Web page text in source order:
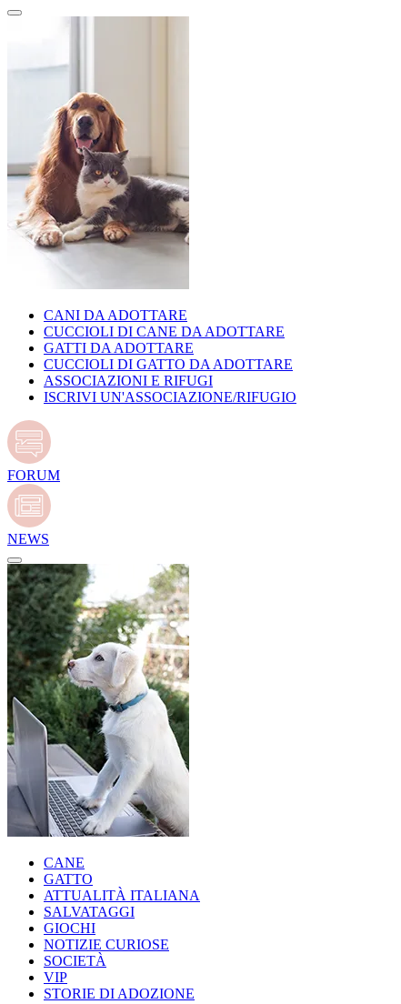
CANI DA ADOTTARE
CUCCIOLI DI CANE DA ADOTTARE
GATTI DA ADOTTARE
CUCCIOLI DI GATTO DA ADOTTARE
ASSOCIAZIONI E RIFUGI
ISCRIVI UN'ASSOCIAZIONE/RIFUGIO
FORUM
NEWS
CANE
GATTO
ATTUALITÀ ITALIANA
SALVATAGGI
GIOCHI
NOTIZIE CURIOSE
SOCIETÀ
VIP
STORIE DI ADOZIONE